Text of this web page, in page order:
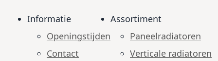
Informatie
Openingstijden
Contact
Assortiment
Paneelradiatoren
Verticale radiatoren